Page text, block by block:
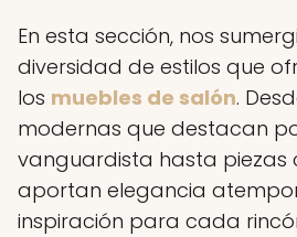
En esta sección, nos
diversidad de estilos que
los muebles de salón.
modernas que destacan
vanguardista hasta piezas
aportan elegancia
inspiración para cada